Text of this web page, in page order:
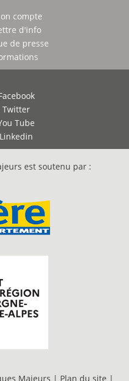
compte
d'info
de presse
Twitter
Tube
Linkedin
est soutenu par :
Majeurs | Plan du site |